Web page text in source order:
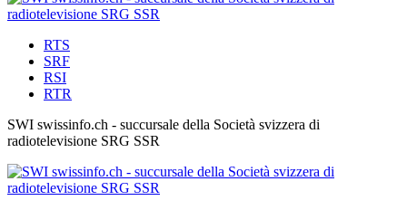
RTS
SRF
RSI
RTR
SWI swissinfo.ch - succursale della Società svizzera di
radiotelevisione SRG SSR